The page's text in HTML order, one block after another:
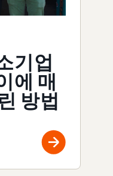
기업
에 매
방법